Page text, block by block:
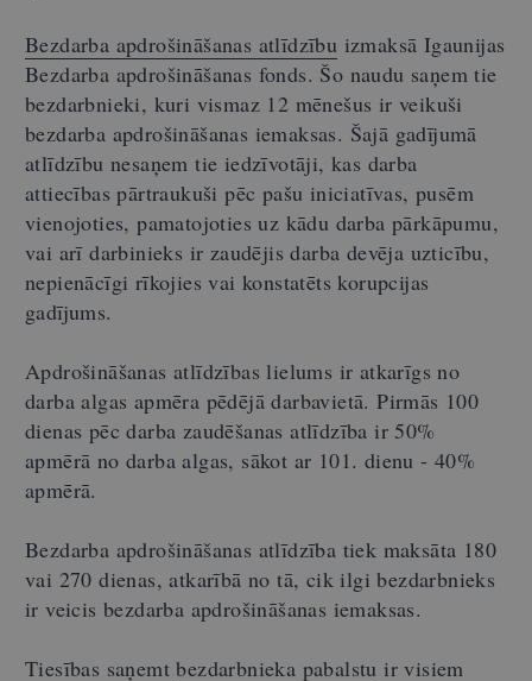
Bezdarba apdrošināšanas atlīdzību izmaksā Igaunijas
Bezdarba apdrošināšanas fonds. Šo naudu saņem tie
bezdarbnieki, kuri vismaz 12 mēnešus ir veikuši
bezdarba apdrošināšanas iemaksas. Šajā gadījumā
atlīdzību nesaņem tie iedzīvotāji, kas darba
attiecības pārtraukuši pēc pašu iniciatīvas, pusēm
vienojoties, pamatojoties uz kādu darba pārkāpumu,
vai arī darbinieks ir zaudējis darba devēja uzticību,
nepienācīgi rīkojies vai konstatēts korupcijas
gadījums.
Apdrošināšanas atlīdzības lielums ir atkarīgs no
darba algas apmēra pēdējā darbavietā. Pirmās 100
dienas pēc darba zaudēšanas atlīdzība ir 50%
apmērā no darba algas, sākot ar 101. dienu - 40%
apmērā.
Bezdarba apdrošināšanas atlīdzība tiek maksāta 180
vai 270 dienas, atkarībā no tā, cik ilgi bezdarbnieks
ir veicis bezdarba apdrošināšanas iemaksas.
Tiesības saņemtbezdarbnieka pabalstu ir visiem